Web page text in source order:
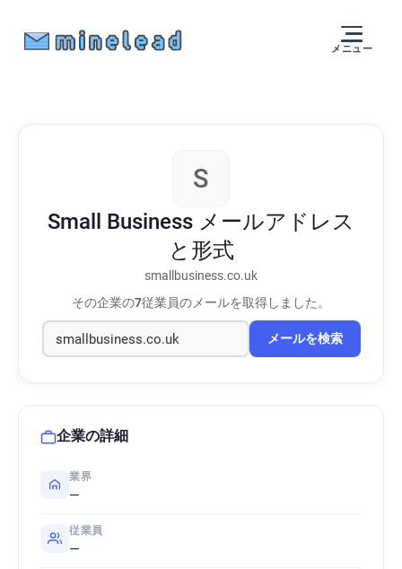
メニュー
S
Small Business メールアドレス
と形式
smallbusiness.co.uk
その企業の7従業員のメールを取得しました。
メールを検索
企業の詳細
業界
—
従業員
—